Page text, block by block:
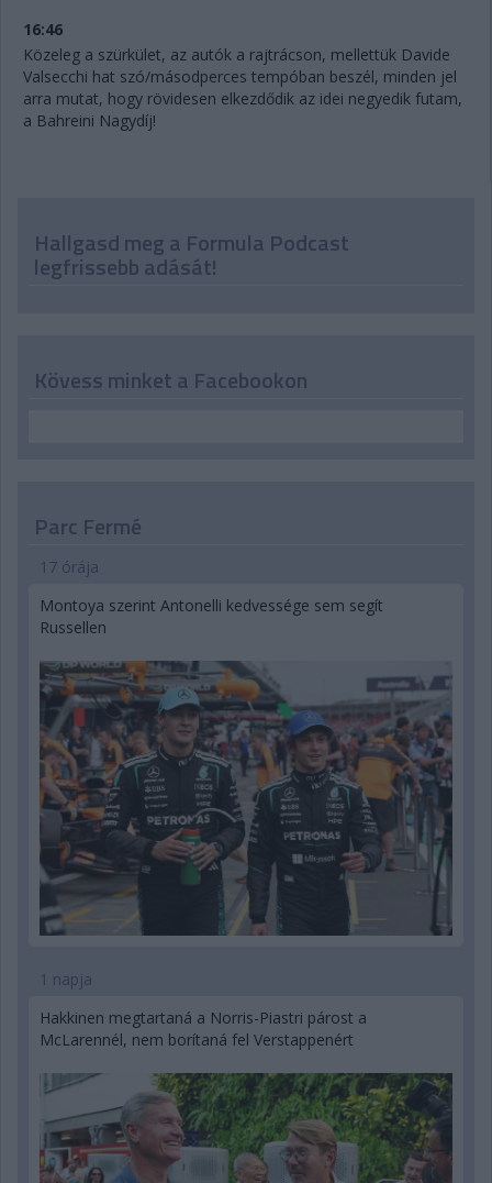
16:46
Közeleg a szürkület, az autók a rajtrácson, mellettük Davide
Valsecchi hat szó/másodperces tempóban beszél, minden jel
arra mutat, hogy rövidesen elkezdődik az idei negyedik futam,
a Bahreini Nagydíj!
Hallgasd meg a Formula Podcast
legfrissebb adását!
Kövess minket a Facebookon
Parc Fermé
17 órája
Montoya szerint Antonelli kedvessége sem segít
Russellen
1 napja
Hakkinen megtartaná a Norris-Piastri párost a
McLarennél, nem borítaná fel Verstappenért